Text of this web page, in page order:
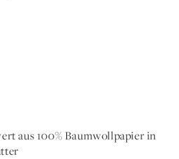
aus 100% Baumwollpapier in